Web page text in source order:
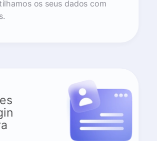
os seus dados com